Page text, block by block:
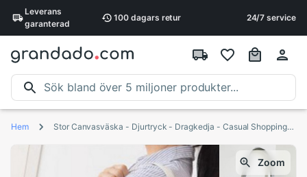
Leverans
garanterad
100 dagars retur 24/7 service
Hem Stor Canvasväska - Djurtryck - Dragkedja - Casual Shoppingväska
Zoom